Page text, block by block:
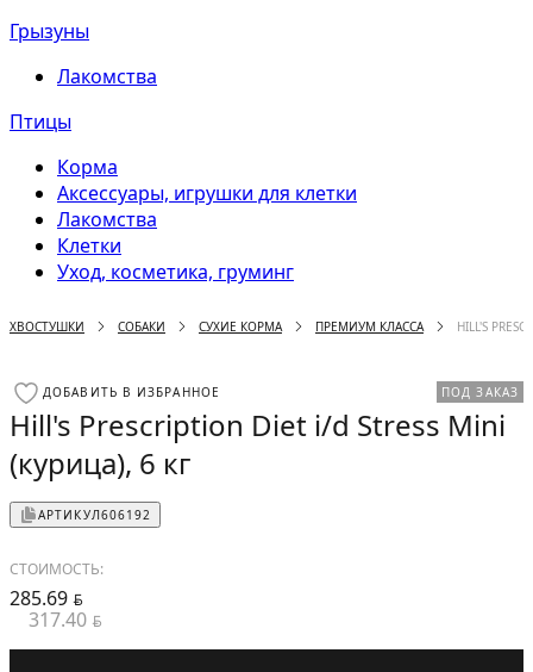
Грызуны
Лакомства
Птицы
Корма
Аксессуары, игрушки для клетки
Лакомства
Клетки
Уход, косметика, груминг
ХВОСТУШКИ СОБАКИ СУХИЕ КОРМА ПРЕМИУМ КЛАССА HILL'S
ДОБАВИТЬ В ИЗБРАННОЕ ПОД ЗАКАЗ
Hill's Prescription Diet i/d Stress Mini
(курица), 6 кг
АРТИКУЛ606192
СТОИМОСТЬ:
285.69 BYN
317.40 BYN